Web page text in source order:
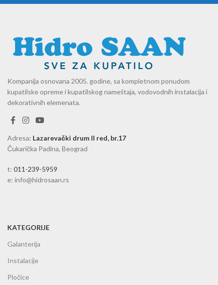
Kompanija osnovana 2005. godine, sa kompletnom ponudom
kupatilske opreme i kupatilskog nameštaja, vodovodnih instalacija i
dekorativnih elemenata.
Adresa: Lazarevački drum II red, br.17
Čukarička Padina, Beograd
t: 011-239-5959
e: info@hidrosaan.rs
KATEGORIJE
Galanterija
Instalacije
Pločice